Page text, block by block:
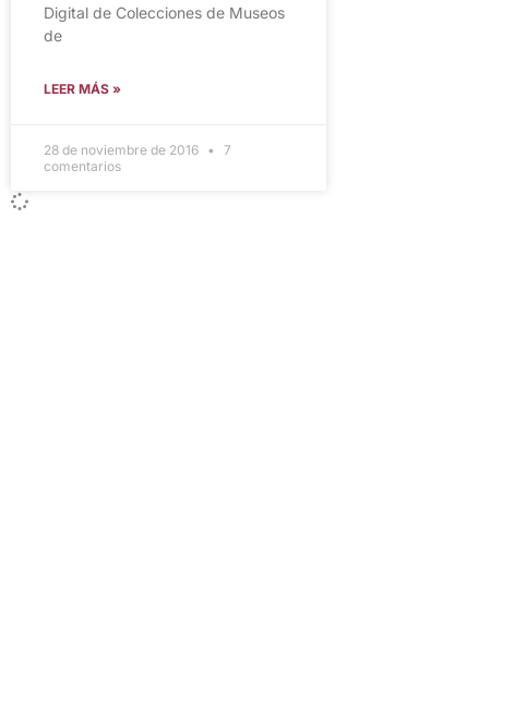
Digital de Colecciones de Museos
de
LEER MÁS »
28 de noviembre de 2016
7
comentarios